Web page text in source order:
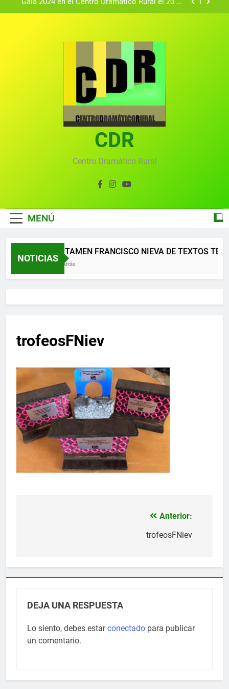
Gala 2024 en el Centro Dramático Rural el 20 de
convocado por el Centro Dramático Rural de Mira
(Cuenca)
Gala anual virtual del Centro Dramático Rural de
Gala del Centro Dramático Rural 2025
Gala 2024 en el Centro Dramático Rural el 20 de
Textos seleccionados en el VI Certamen
Francisco Nieva de piezas breves teatrales
convocado por el Centro Dramático Rural de Mira
Gala anual virtual del Centro Dramático Rural de
CDR
Centro Dramático Rural
MENÚ
NOTICIAS
XII CERTAMEN FRANCISCO NIEVA DE TEXTOS
2 Meses Atrás
trofeosFNiev
Anterior:
trofeosFNiev
DEJA UNA RESPUESTA
Lo siento, debes estarconectado para publicar
un comentario.